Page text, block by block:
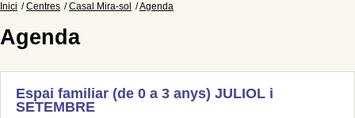
Inici Centres Casal Mira-sol Agenda
Agenda
Espai familiar (de 0 a 3 anys) JULIOL i
SETEMBRE